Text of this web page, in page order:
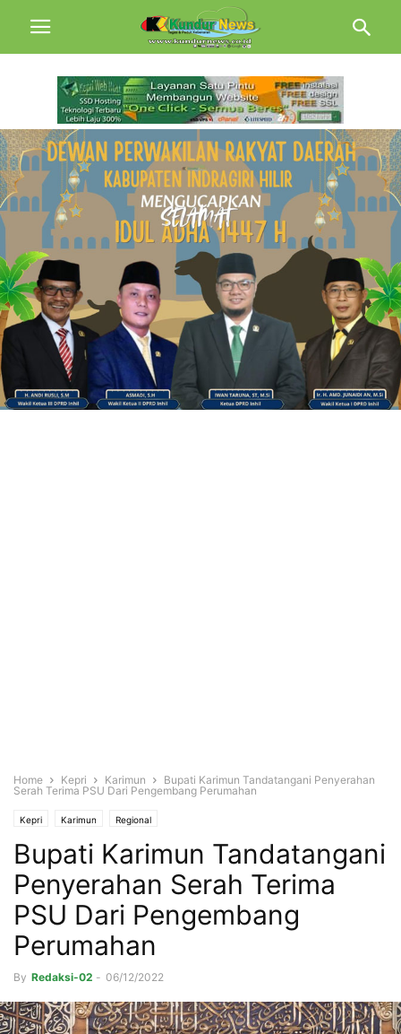
Home Kepri Karimun
Bupati Karimun Tandatangani Penyerahan
Serah Terima PSU Dari Pengembang Perumahan
Kepri Karimun Regional
Bupati Karimun Tandatangani
Penyerahan Serah Terima
PSU Dari Pengembang
Perumahan
By Redaksi-02 - 06/12/2022